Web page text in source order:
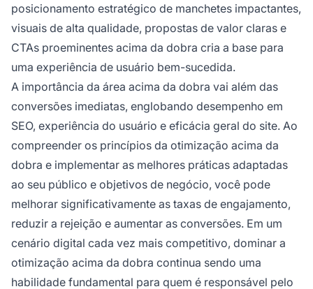
posicionamento estratégico de manchetes impactantes,
visuais de alta qualidade, propostas de valor claras e
CTAs proeminentes acima da dobra cria a base para
uma experiência de usuário bem-sucedida.
A importância da área acima da dobra vai além das
conversões imediatas, englobando desempenho em
SEO, experiência do usuário e eficácia geral do site. Ao
compreender os princípios da otimização acima da
dobra e implementar as melhores práticas adaptadas
ao seu público e objetivos de negócio, você pode
melhorar significativamente as taxas de engajamento,
reduzir a rejeição e aumentar as conversões. Em um
cenário digital cada vez mais competitivo, dominar a
otimização acima da dobra continua sendo uma
habilidade fundamental para quem é responsável pelo